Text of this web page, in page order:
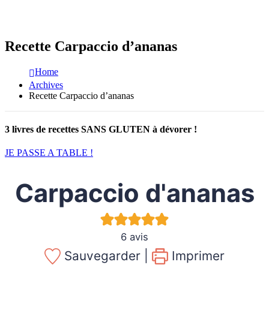
Recette Carpaccio d’ananas
Home
Archives
Recette Carpaccio d’ananas
3 livres de recettes SANS GLUTEN à dévorer !
JE PASSE A TABLE !
Carpaccio d'ananas
6 avis
Sauvegarder | Imprimer